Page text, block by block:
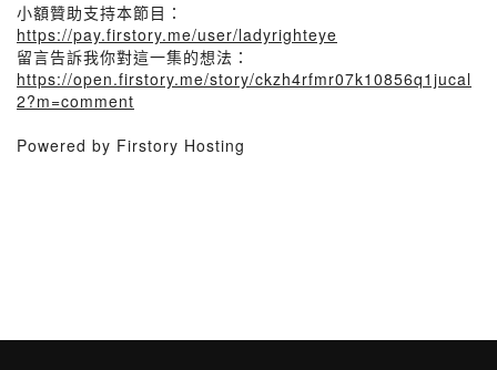
小額贊助支持本節目：
https://pay.firstory.me/user/ladyrighteye
留言告訴我你對這一集的想法：
https://open.firstory.me/story/ckzh4rfmr07k10856q1jucal
2?m=comment
Powered by Firstory Hosting